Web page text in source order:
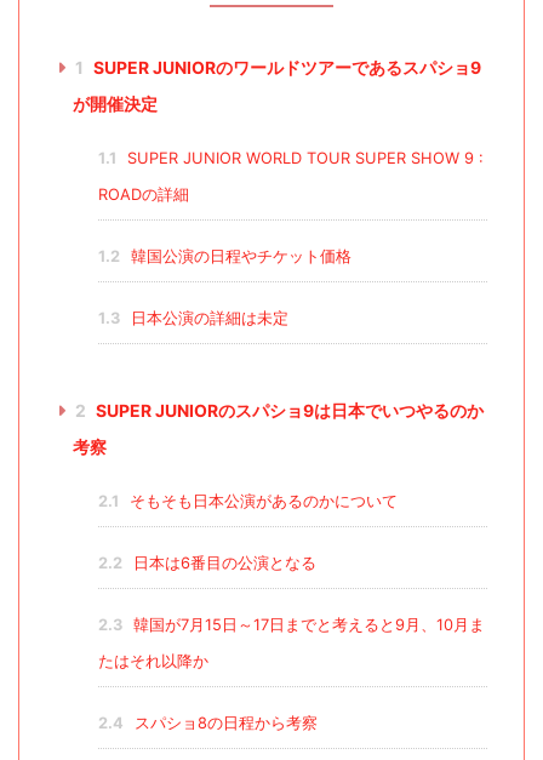
1 SUPER JUNIORのワールドツアーであるスパショ9
が開催決定
1.1
SUPER JUNIOR WORLD TOUR SUPER SHOW 9 :
ROADの詳細
1.2 韓国公演の日程やチケット価格
1.3 日本公演の詳細は未定
2 SUPER JUNIORのスパショ9は日本でいつやるのか
考察
2.1 そもそも日本公演があるのかについて
2.2 日本は6番目の公演となる
2.3
韓国が7月15日～17日までと考えると9月、10月ま
たはそれ以降か
2.4 スパショ8の日程から考察